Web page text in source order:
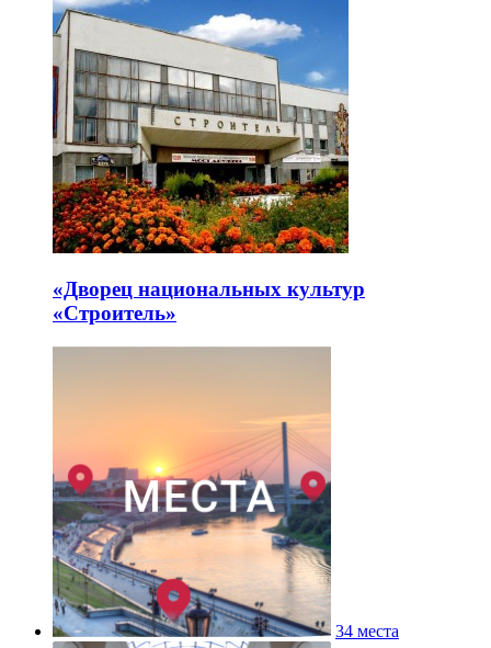
«Дворец национальных культур
«Строитель»
34 места